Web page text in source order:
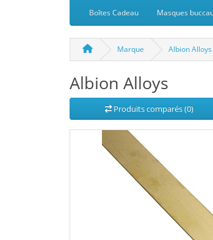
Boîtes Cadeau Masques
Marque Albion Alloys
Albion Alloys
Produits comparés (0)